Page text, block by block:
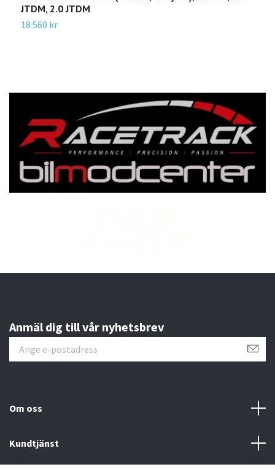
JTDM, 2.0 JTDM
18 560 kr
Anmäl dig till vår nyhetsbrev
Om oss
Kundtjänst